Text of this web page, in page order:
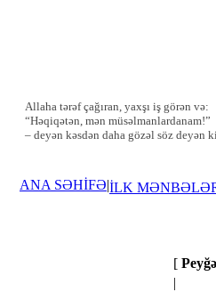
Allaha tərəf çağıran, yaxşı iş görən və:
“Həqiqətən, mən müsəlmanlardanam!”
– deyən kəsdən daha gözəl söz deyən
ANA SƏHİFƏ|İLK
[
|